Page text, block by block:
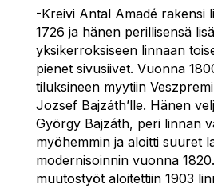
-Kreivi Antal Amadé rakensi
1726 ja hänen perillisensä
yksikerroksiseen linnaan
pienet sivusiivet. Vuonna
tiluksineen myytiin
Jozsef Bajzáth’lle. Hänen
György Bajzáth, peri linnan
myöhemmin ja aloitti suuret
modernisoinnin vuonna
muutostyöt aloitettiin 1903